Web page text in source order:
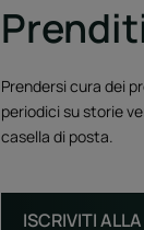
Prendersi cura dei
periodici su storie
casella di posta.
ISCRIVITI